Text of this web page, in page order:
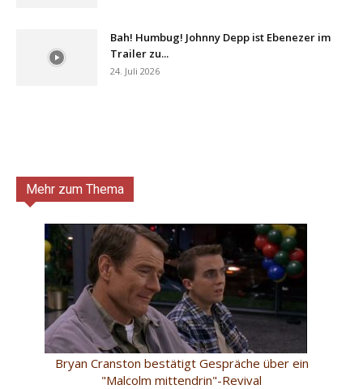
Bah! Humbug! Johnny Depp ist Ebenezer im
Trailer zu...
24. Juli 2026
Mehr zum Thema
Bryan Cranston bestätigt Gespräche über ein
"Malcolm mittendrin"-Revival